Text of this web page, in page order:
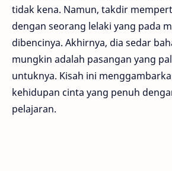
tidak kena. Namun, takdir
dengan seorang lelaki yang pada
dibencinya. Akhirnya, dia sedar
mungkin adalah pasangan yang
untuknya. Kisah ini
kehidupan cinta yang penuh
pelajaran.